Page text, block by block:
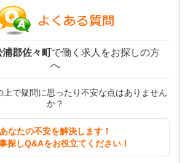
郡佐々町で働く求人をお探しの方
へ
上で疑問に思ったり不安な点はありません
か？
あなたの不安を解決します！
探しQ&Aをお役立てください！